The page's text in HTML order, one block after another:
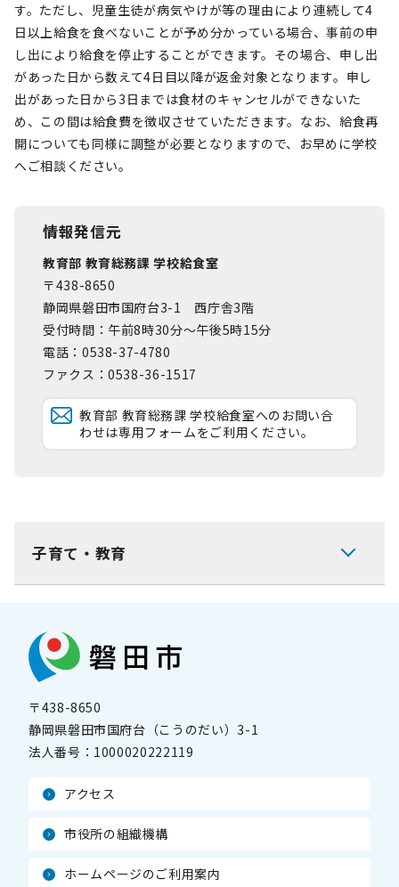
す。ただし、児童生徒が病気やけが等の理由により連続して4
日以上給食を食べないことが予め分かっている場合、事前の申
し出により給食を停止することができます。その場合、申し出
があった日から数えて4日目以降が返金対象となります。申し
出があった日から3日までは食材のキャンセルができないた
め、この間は給食費を徴収させていただきます。なお、給食再
開についても同様に調整が必要となりますので、お早めに学校
へご相談ください。
情報発信元
教育部 教育総務課 学校給食室
〒438-8650
静岡県磐田市国府台3-1 西庁舎3階
受付時間：午前8時30分～午後5時15分
電話：0538-37-4780
ファクス：0538-36-1517
教育部 教育総務課 学校給食室へのお問い合
わせは専用フォームをご利用ください。
子育て・教育
〒438-8650
静岡県磐田市国府台（こうのだい）3-1
法人番号： 1000020222119
アクセス
市役所の組織機構
ホームページのご利用案内